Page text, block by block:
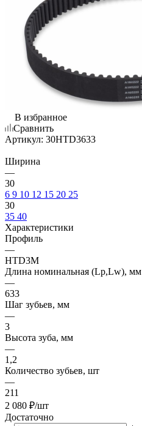
В избранное
Сравнить
Артикул: 30HTD3633
Ширина
—
30
6 9 10 12 15 20 25
30
35 40
Характеристики
Профиль
—
HTD3M
Длина номинальная (Lp,Lw), мм
—
633
Шаг зубьев, мм
—
3
Высота зуба, мм
—
1,2
Количество зубьев, шт
—
211
2 080 ₽/шт
Достаточно